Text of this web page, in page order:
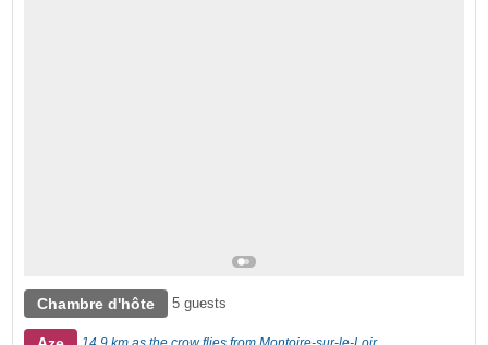
Chambre d'hôte 5 guests